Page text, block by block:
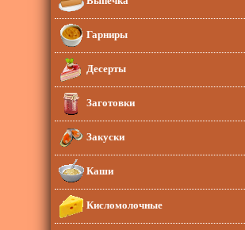
Гарниры
Десерты
Заготовки
Закуски
Каши
Кисломолочные